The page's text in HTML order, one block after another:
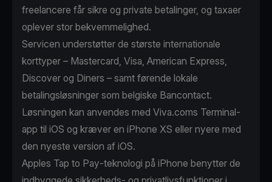
freelancere får sikre og private betalinger, og taxaer
oplever stor bekvemmelighed.
Servicen understøtter de største internationale
korttyper – Mastercard, Visa, American Express,
Discover og Diners – samt førende lokale
betalingsløsninger som belgiske Bancontact.
Løsningen kan anvendes med Viva.coms Terminal-
app til iOS og kræver en iPhone XS eller nyere med
den nyeste version af iOS.
Apples Tap to Pay-teknologi på iPhone benytter de